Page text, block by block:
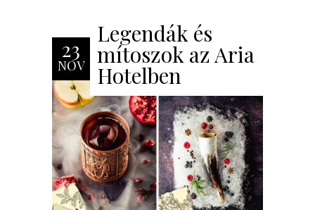
23
NOV
Legendák és
mítoszok az Aria
Hotelben